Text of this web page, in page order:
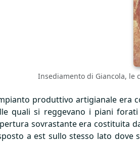
Insediamento di Giancola, le
produttivo artigianale
quali si reggevano i piani
sovrastante era costituita
a est sullo stesso lato dove